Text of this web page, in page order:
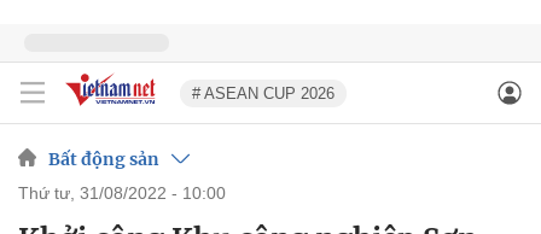
# ASEAN CUP 2026
Bất động sản
thứ tư, 31/08/2022 - 10:00